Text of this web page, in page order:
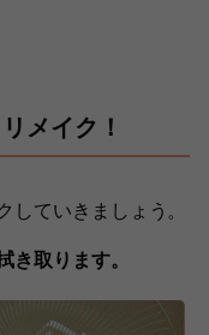
メイク！
ていきましょう。
き取ります。